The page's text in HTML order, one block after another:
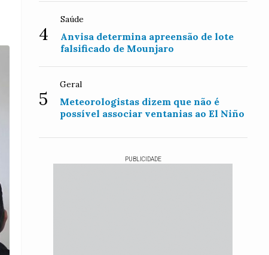
4
Saúde
Anvisa determina apreensão de lote
falsificado de Mounjaro
5
Geral
Meteorologistas dizem que não é
possível associar ventanias ao El Niño
PUBLICIDADE